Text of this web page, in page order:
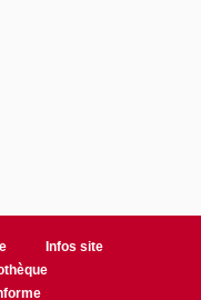
Infos site